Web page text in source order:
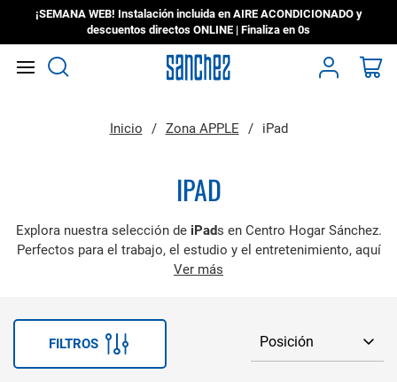
¡SEMANA WEB! Instalación incluida en AIRE ACONDICIONADO y
descuentos directos ONLINE | Finaliza en 0s
Inicio Zona APPLE iPad
IPAD
Explora nuestra selección deiPads en Centro Hogar Sánchez.
Perfectos para el trabajo, el estudio y el entretenimiento, aquí
encontrarás desde el poderoso iPad Pro hasta el compacto iPad
Ver más
FILTROS